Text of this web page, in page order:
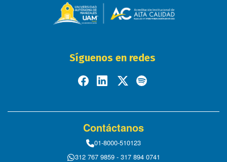
Síguenos en redes
Contáctanos
01-8000-510123
312 767 9859 - 317 894 0741